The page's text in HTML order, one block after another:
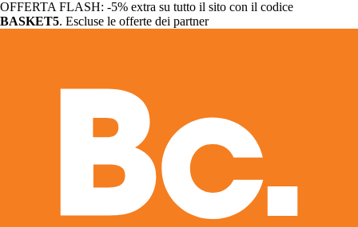
OFFERTA FLASH: -5% extra su tutto il sito con il codice
BASKET5. Escluse le offerte dei partner